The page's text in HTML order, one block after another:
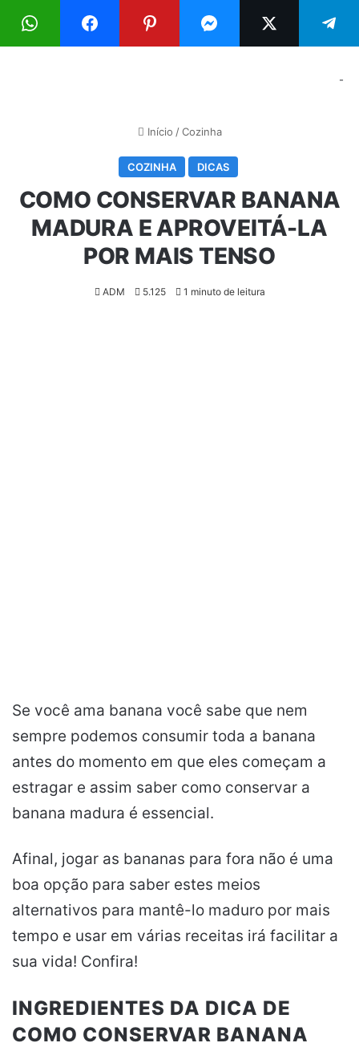
Menu
-
Início / Cozinha
COZINHA DICAS
COMO CONSERVAR BANANA
MADURA E APROVEITÁ-LA
POR MAIS TENSO
ADM 5.125 1 minuto de leitura
Se você ama banana você sabe que nem
sempre podemos consumir toda a banana
antes do momento em que eles começam a
estragar e assim saber como conservar a
banana madura é essencial.
Afinal, jogar as bananas para fora não é uma
boa opção para saber estes meios
alternativos para mantê-lo maduro por mais
tempo e usar em várias receitas irá facilitar a
sua vida! Confira!
INGREDIENTES DA DICA DE
COMO CONSERVAR BANANA